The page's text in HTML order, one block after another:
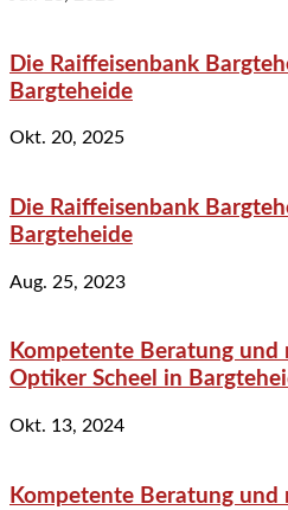
Die Raiffeisenbank
Bargteheide
Okt. 20, 2025
Die Raiffeisenbank
Bargteheide
Aug. 25, 2023
Kompetente Beratung und
Optiker Scheel in
Okt. 13, 2024
Kompetente Beratung und